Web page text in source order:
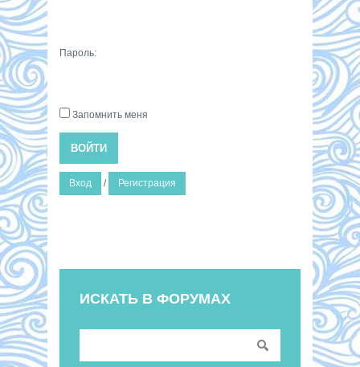
Пароль:
Запомнить меня
ВОЙТИ
Вход / Регистрация
ИСКАТЬ В ФОРУМАХ